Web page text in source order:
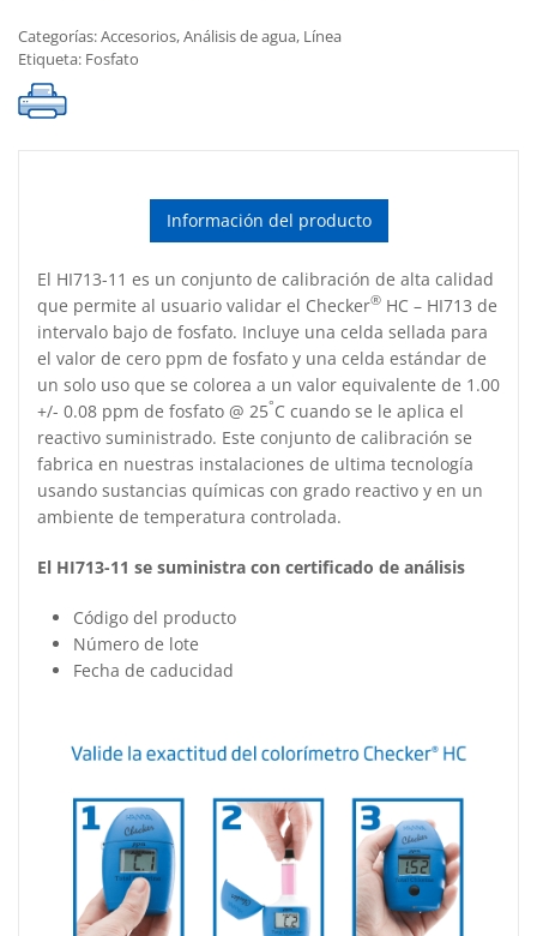
Categorías:Accesorios,Análisis de agua, Línea
Etiqueta: Fosfato
Información del producto
El HI713-11 es un conjunto de calibración de alta calidad
que permite al usuario validar el Checker® HC – HI713 de
intervalo bajo de fosfato. Incluye una celda sellada para
el valor de cero ppm de fosfato y una celda estándar de
un solo uso que se colorea a un valor equivalente de 1.00
+/- 0.08 ppm de fosfato @ 25°C cuando se le aplica el
reactivo suministrado. Este conjunto de calibración se
fabrica en nuestras instalaciones de ultima tecnología
usando sustancias químicas con grado reactivo y en un
ambiente de temperatura controlada.
El HI713-11 se suministra con certificado de análisis
Código del producto
Número de lote
Fecha de caducidad